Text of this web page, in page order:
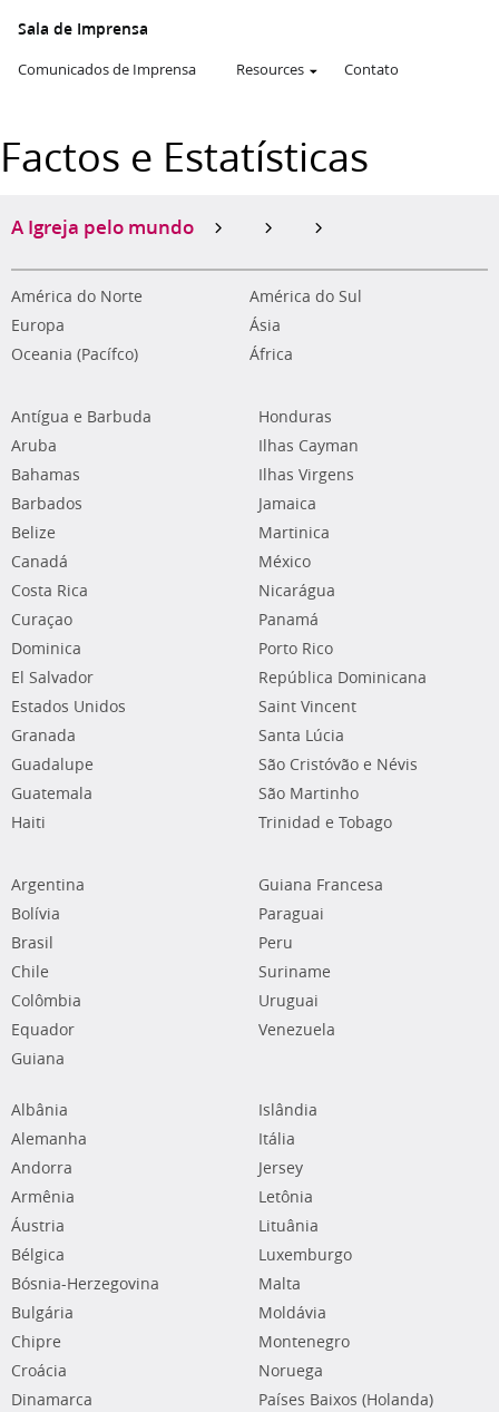
Sala de Imprensa
Comunicados de Imprensa Resources Contato
Factos e Estatísticas
A Igreja pelo mundo
América do Norte
América do Sul
Europa
Ásia
Oceania (Pacífco)
África
Antígua e Barbuda
Aruba
Bahamas
Barbados
Belize
Canadá
Costa Rica
Curaçao
Dominica
El Salvador
Estados Unidos
Granada
Guadalupe
Guatemala
Haiti
Honduras
Ilhas Cayman
Ilhas Virgens
Jamaica
Martinica
México
Nicarágua
Panamá
Porto Rico
República Dominicana
Saint Vincent
Santa Lúcia
São Cristóvão e Névis
São Martinho
Trinidad e Tobago
Argentina
Bolívia
Brasil
Chile
Colômbia
Equador
Guiana
Guiana Francesa
Paraguai
Peru
Suriname
Uruguai
Venezuela
Albânia
Alemanha
Andorra
Armênia
Áustria
Bélgica
Bósnia-Herzegovina
Bulgária
Chipre
Croácia
Dinamarca
Islândia
Itália
Jersey
Letônia
Lituânia
Luxemburgo
Malta
Moldávia
Montenegro
Noruega
Países Baixos (Holanda)